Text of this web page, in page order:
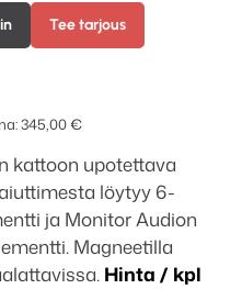
Tee tarjous
345,00€
kattoon upotettava
löytyy 6-
ja Monitor Audion
Magneetilla
Hinta / kpl